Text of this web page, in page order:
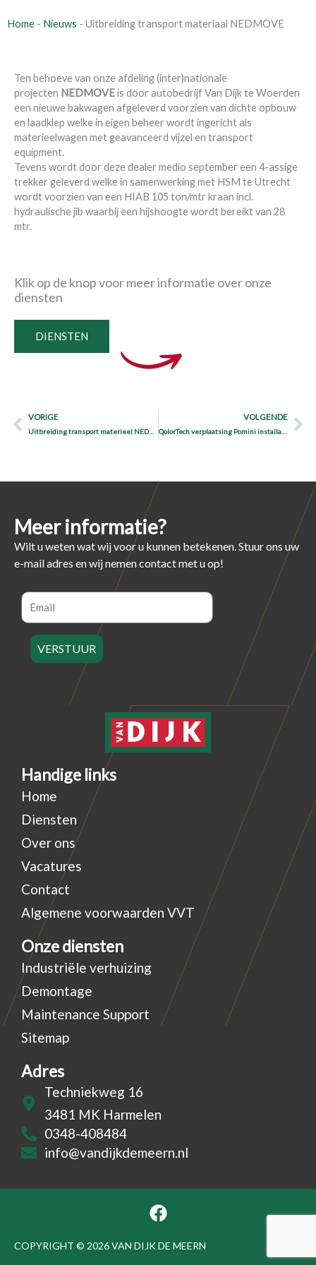
Home - Nieuws - Uitbreiding transport materiaal NEDMOVE
Ten behoeve van onze afdeling (inter)nationale
projecten NEDMOVEis door autobedrijf Van Dijk te Woerden
een nieuwe bakwagen afgeleverd voorzien van dichte opbouw
en laadklep welke in eigen beheer wordt ingericht als
materieelwagen met geavanceerd vijzel en transport
equipment.
Tevens wordt door deze dealer medio september een 4-assige
trekker geleverd welke in samenwerking met HSM te Utrecht
wordt voorzien van een HIAB 105 ton/mtr kraan incl.
hydraulische jib waarbij een hijshoogte wordt bereikt van 28
mtr.
Klik op de knop voor meer informatie over onze
diensten
DIENSTEN
Prev
VORIGE
Uitbreiding transport materieel NEDMOVE
VOLGENDE
QolorTech verplaatsing Pomini installatie van Koln naar Vaassen
Meer informatie?
Wilt u weten wat wij voor u kunnen betekenen. Stuur ons uw
e-mail adres en wij nemen contact met u op!
Email
VERSTUUR
Handige links
Home
Diensten
Over ons
Vacatures
Contact
Algemene voorwaarden VVT
Onze diensten
Industriële verhuizing
Demontage
Maintenance Support
Sitemap
Adres
Techniekweg 16
3481 MK Harmelen
0348-408484
info@vandijkdemeern.nl
F
a
c
e
COPYRIGHT © 2026 VAN DIJK DE MEERN